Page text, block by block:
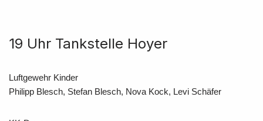
19 Uhr Tankstelle Hoyer
Luftgewehr Kinder
Philipp Blesch, Stefan Blesch, Nova Kock, Levi Schäfer